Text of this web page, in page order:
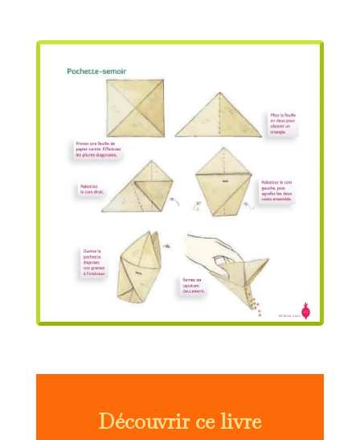
Découvrir ce livre